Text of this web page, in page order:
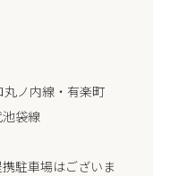
ノ内線・有楽町
袋線
駐車場はございま